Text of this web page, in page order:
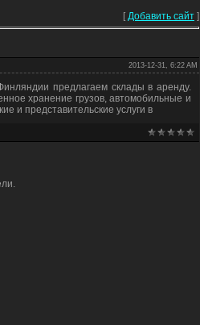
[ Добавить сайт ]
2013-12-31, 6:22 AM
предлагаем склады в аренду.
хранение грузов, автомобильные и
и представительские услуги в